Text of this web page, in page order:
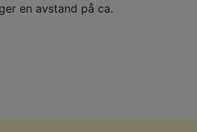
en avstand på ca.